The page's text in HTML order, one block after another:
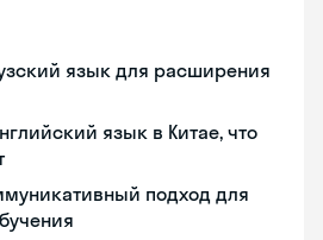
язык для расширения
язык в Китае, что
подход для